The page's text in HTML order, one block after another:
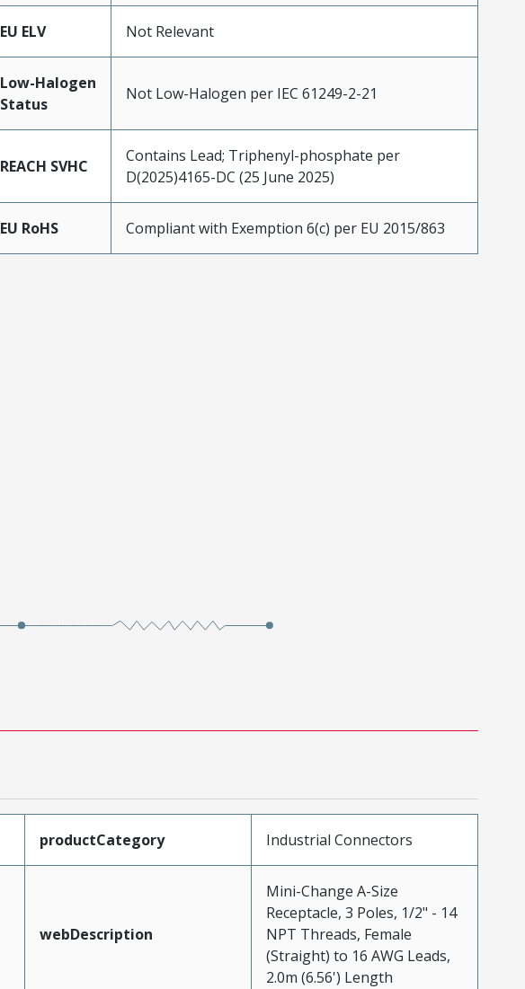
EU ELV Not Relevant
Low-Halogen
Status
Not Low-Halogen per IEC 61249-2-21
REACH SVHC
Contains Lead; Triphenyl-phosphate per
D(2025)4165-DC (25 June 2025)
EU RoHS Compliant with Exemption 6(c) per EU 2015/863
productCategory Industrial Connectors
webDescription
Mini-Change A-Size
Receptacle, 3 Poles, 1/2" - 14
NPT Threads, Female
(Straight) to 16 AWG Leads,
2.0m (6.56') Length